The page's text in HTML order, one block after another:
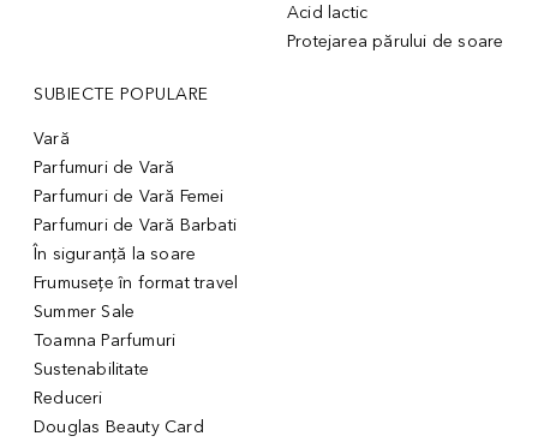
Acid lactic
Protejarea părului de soare
SUBIECTE POPULARE
Vară
Parfumuri de Vară
Parfumuri de Vară Femei
Parfumuri de Vară Barbati
În siguranță la soare
Frumusețe în format travel
Summer Sale
Toamna Parfumuri
Sustenabilitate
Reduceri
Douglas Beauty Card